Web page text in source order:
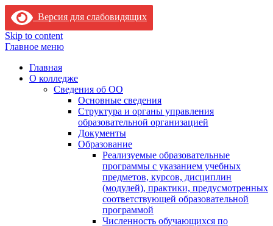
Версия для слабовидящих
Skip to content
Главное меню
Главная
О колледже
Сведения об ОО
Основные сведения
Структура и органы управления
образовательной организацией
Документы
Образование
Реализуемые образовательные
программы с указанием учебных
предметов, курсов, дисциплин
(модулей), практики, предусмотренных
соответствующей образовательной
программой
Численность обучающихся по